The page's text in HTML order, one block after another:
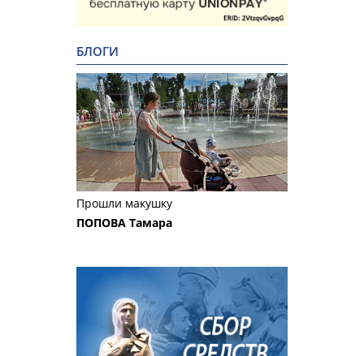
БЛОГИ
Прошли макушку
ПОПОВА Тамара